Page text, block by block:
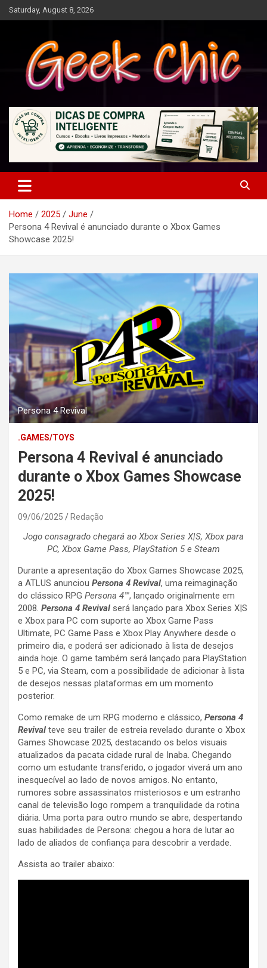
Skip
to
Saturday, August 8, 2026
Geek Chic
Home 2025
June
Persona 4 Revival é anunciado durante o Xbox Games
Showcase 2025!
Persona 4 Revival
.GAMES/TOYS
Persona 4 Revival é anunciado
durante o Xbox Games Showcase
2025!
09/06/2025 Redação
Jogo consagrado chegará ao Xbox Series X|S, Xbox para
PC, Xbox Game Pass, PlayStation 5 e Steam
Durante a apresentação do Xbox Games Showcase 2025,
a ATLUS anunciou Persona 4 Revival, uma reimaginação
do clássico RPG Persona 4™, lançado originalmente em
2008. Persona 4 Revival será lançado para Xbox Series X|S
e Xbox para PC com suporte ao Xbox Game Pass
Ultimate, PC Game Pass e Xbox Play Anywhere desde o
primeiro dia, e poderá ser adicionado à lista de desejos
ainda hoje. O game também será lançado para PlayStation
5 e PC, via Steam, com a possibilidade de adicionar à lista
de desejos nessas plataformas em um momento
posterior.
Como remake de um RPG moderno e clássico, Persona 4
Revival teve seu trailer de estreia revelado durante o Xbox
Games Showcase 2025, destacando os belos visuais
atualizados da pacata cidade rural de Inaba. Chegando
como um estudante transferido, o jogador viverá um ano
inesquecível ao lado de novos amigos. No entanto,
rumores sobre assassinatos misteriosos e um estranho
canal de televisão logo rompem a tranquilidade da rotina
diária. Uma porta para outro mundo se abre, despertando
suas habilidades de Persona: chegou a hora de lutar ao
lado de aliados de confiança para descobrir a verdade.
Assista ao trailer abaixo: